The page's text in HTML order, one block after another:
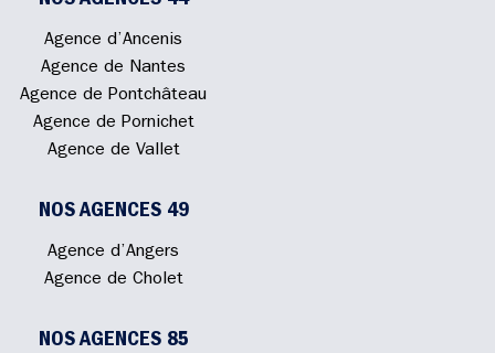
Agence d’Ancenis
Agence de Nantes
Agence de Pontchâteau
Agence de Pornichet
Agence de Vallet
NOS AGENCES 49
Agence d’Angers
Agence de Cholet
NOS AGENCES 85